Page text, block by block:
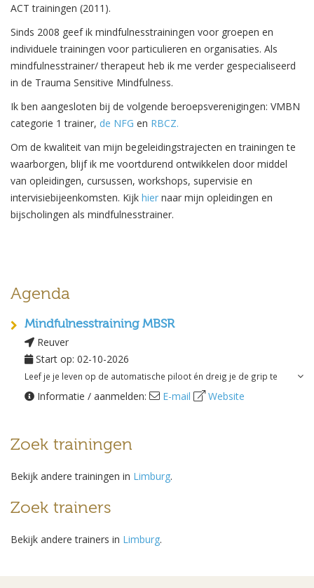
ACT trainingen (2011).
Sinds 2008 geef ik mindfulnesstrainingen voor groepen en
individuele trainingen voor particulieren en organisaties. Als
mindfulnesstrainer/ therapeut heb ik me verder gespecialiseerd
in de Trauma Sensitive Mindfulness.
Ik ben aangesloten bij de volgende beroepsverenigingen: VMBN
categorie 1 trainer, de NFG en RBCZ.
Om de kwaliteit van mijn begeleidingstrajecten en trainingen te
waarborgen, blijf ik me voortdurend ontwikkelen door middel
van opleidingen, cursussen, workshops, supervisie en
intervisiebijeenkomsten. Kijk hier naar mijn opleidingen en
bijscholingen als mindfulnesstrainer.
Agenda
Mindfulnesstraining MBSR
Reuver
Start op: 02-10-2026
Leef je je leven op de automatische piloot én dreig je de grip te
verliezen? Heb je last van spanning, stress, burn-out of pijnklachten?
reageren. je staat zelfbewuster en vitaler in je leven, je kunt je beter
kunt meer genieten van dagelijkse dingen. Ook op je werk ben je
leven.
Doe mee aan een groepstraining of kies voor een individueel consult.
Informatie / aanmelden: E-mail Website
Zoek trainingen
Bekijk andere trainingen in Limburg.
Zoek trainers
Bekijk andere trainers in Limburg.